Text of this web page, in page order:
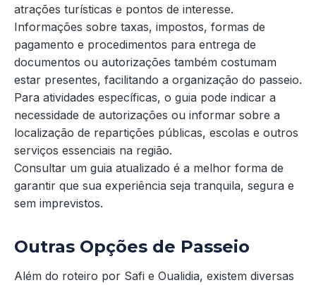
atrações turísticas e pontos de interesse.
Informações sobre taxas, impostos, formas de
pagamento e procedimentos para entrega de
documentos ou autorizações também costumam
estar presentes, facilitando a organização do passeio.
Para atividades específicas, o guia pode indicar a
necessidade de autorizações ou informar sobre a
localização de repartições públicas, escolas e outros
serviços essenciais na região.
Consultar um guia atualizado é a melhor forma de
garantir que sua experiência seja tranquila, segura e
sem imprevistos.
Outras Opções de Passeio
Além do roteiro por Safi e Oualidia, existem diversas